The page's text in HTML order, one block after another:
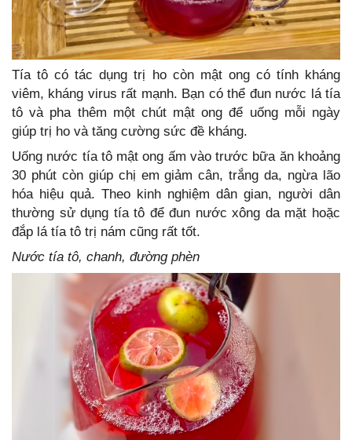
Tía tô có tác dụng trị ho còn mật ong có tính kháng
viêm, kháng virus rất mạnh. Bạn có thể đun nước lá tía
tô và pha thêm một chút mật ong để uống mỗi ngày
giúp trị ho và tăng cường sức đề kháng.
Uống nước tía tô mật ong ấm vào trước bữa ăn khoảng
30 phút còn giúp chị em giảm cân, trắng da, ngừa lão
hóa hiệu quả. Theo kinh nghiệm dân gian, người dân
thường sử dụng tía tô để đun nước xông da mặt hoặc
đắp lá tía tô trị nám cũng rất tốt.
Nước tía tô, chanh, đường phèn